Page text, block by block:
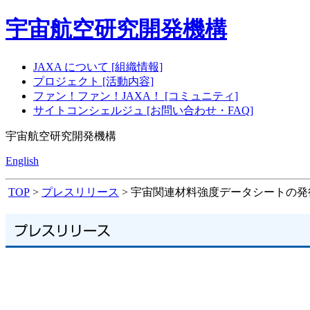
宇宙航空研究開発機構
JAXA について [組織情報]
プロジェクト [活動内容]
ファン！ファン！JAXA！ [コミュニティ]
サイトコンシェルジュ [お問い合わせ・FAQ]
宇宙航空研究開発機構
English
TOP > プレスリリース > 宇宙関連材料強度データシートの